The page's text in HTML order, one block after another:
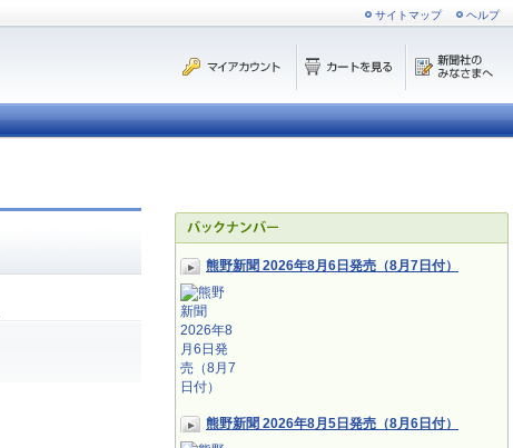
サイトマップ ヘルプ
熊野新聞 2026年8月6日発売（8月7日付）
熊野新聞 2026年8月5日発売（8月6日付）